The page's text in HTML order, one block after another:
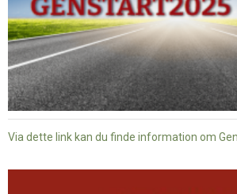
Via dette link kan du finde information om